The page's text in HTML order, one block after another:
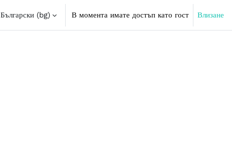
Български ‎(bg)‎ В момента имате достъп като гост Влизане